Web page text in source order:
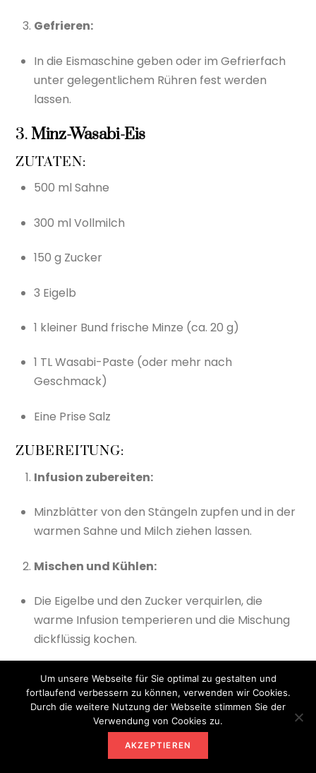
Gefrieren:
In die Eismaschine geben oder im Gefrierfach
unter gelegentlichem Rühren fest werden
lassen.
3.Minz-Wasabi-Eis
ZUTATEN:
500 ml Sahne
300 ml Vollmilch
150 g Zucker
3 Eigelb
1 kleiner Bund frische Minze (ca. 20 g)
1 TL Wasabi-Paste (oder mehr nach
Geschmack)
Eine Prise Salz
ZUBEREITUNG:
Infusion zubereiten:
Minzblätter von den Stängeln zupfen und in der
warmen Sahne und Milch ziehen lassen.
Mischen und Kühlen:
Die Eigelbe und den Zucker verquirlen, die
warme Infusion temperieren und die Mischung
dickflüssig kochen.
Durch ein Sieb abseihen und die Wasabi-Paste
einrühren, bis sie gut vermischt ist.
Die Mischung gut kühlen.
Um unsere Webseite für Sie optimal zu gestalten und
fortlaufend verbessern zu können, verwenden wir Cookies.
Durch die weitere Nutzung der Webseite stimmen Sie der
Verwendung von Cookies zu.
AKZEPTIEREN